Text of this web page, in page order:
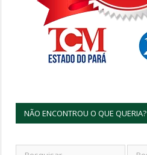
NÃO ENCONTROU O QUE QUERIA?